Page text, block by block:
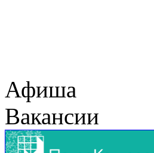
Афиша
Вакансии